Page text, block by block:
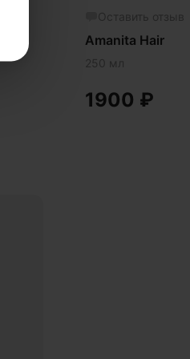
Оставить отзыв
Amanita Hair
250 мл
1900 ₽